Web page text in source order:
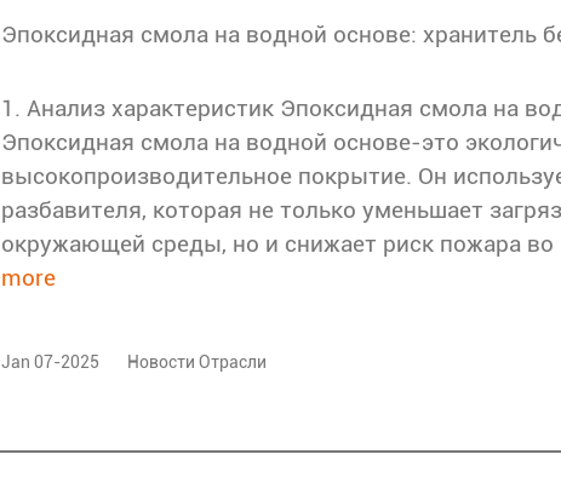
Эпоксидная смола на водной основе: хранитель
1. Анализ характеристик Эпоксидная смола на
Эпоксидная смола на водной основе-это
высокопроизводительное покрытие. Он
разбавителя, которая не только уменьшает
окружающей среды, но и снижает риск пожара во
more
Jan 07-2025 Новости Отрасли